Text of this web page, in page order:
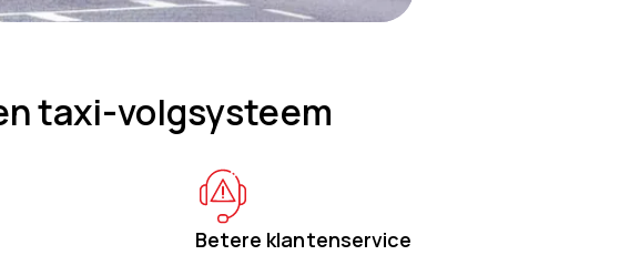
taxi-volgsysteem
Betere klantenservice